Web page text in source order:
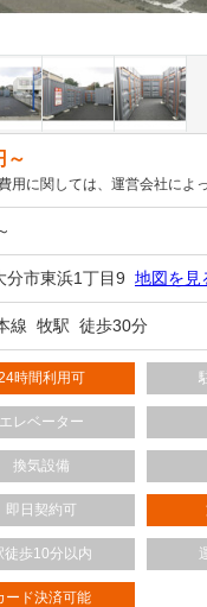
～
用に関しては、運営会社によ
分市東浜1丁目9 地図を見
線 牧駅 徒歩30分
時間利用可
エレベーター
換気設備
即日契約可
徒歩10分以内
ード決済可能